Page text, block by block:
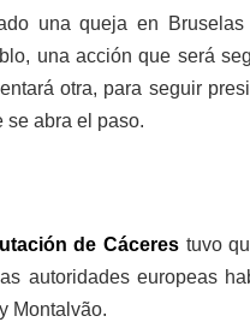
una queja en
una acción que será
otra, para seguir
se abra el paso.
de Cácerestuvo
autoridades europeas
Montalvão.